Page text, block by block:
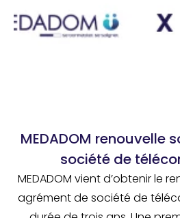
MEDADOM renouvelle
société de
MEDADOM vient d’obtenir le
agrément de société de